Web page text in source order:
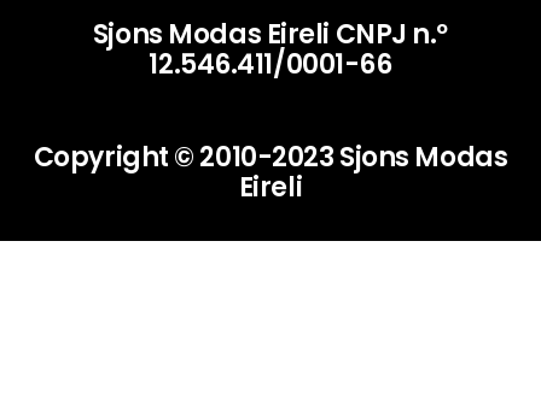
Sjons Modas Eireli CNPJ n.º
12.546.411/0001-66
Copyright © 2010-2023 Sjons Modas
Eireli